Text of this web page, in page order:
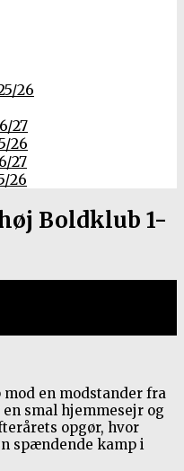
26
27
26
27
26
Boldklub 1-
en modstander fra
smal hjemmesejr og
opgør, hvor
spændende kamp i